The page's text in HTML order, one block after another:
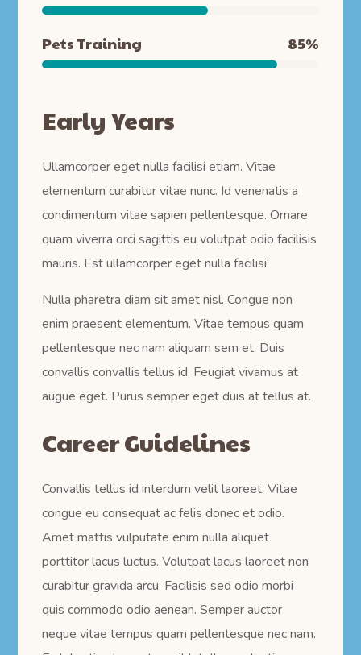
Pets Training 85%
Early Years
Ullamcorper eget nulla facilisi etiam. Vitae
elementum curabitur vitae nunc. Id venenatis a
condimentum vitae sapien pellentesque. Ornare
quam viverra orci sagittis eu volutpat odio facilisis
mauris. Est ullamcorper eget nulla facilisi.
Nulla pharetra diam sit amet nisl. Congue non
enim praesent elementum. Vitae tempus quam
pellentesque nec nam aliquam sem et. Duis
convallis convallis tellus id. Feugiat vivamus at
augue eget. Purus semper eget duis at tellus at.
Career Guidelines
Convallis tellus id interdum velit laoreet. Vitae
congue eu consequat ac felis donec et odio.
Amet mattis vulputate enim nulla aliquet
porttitor lacus luctus. Volutpat lacus laoreet non
curabitur gravida arcu. Facilisis sed odio morbi
quis commodo odio aenean. Semper auctor
neque vitae tempus quam pellentesque nec nam.